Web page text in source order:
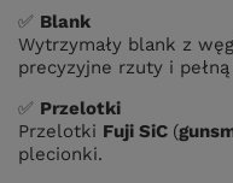
✅ Blank
Wytrzymały blank z
precyzyjne rzuty i
✅ Przelotki
Przelotki Fuji SiC (
plecionki.